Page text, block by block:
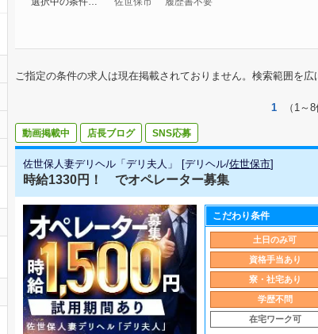
ご指定の条件の求人は現在掲載されておりません。検索範囲を広
1 （1～
動画掲載中 店長ブログ SNS応募
佐世保人妻デリヘル「デリ夫人」 [デリヘル/佐世保市]
時給1330円！ でオペレーター募集
こだわり条件
土日のみ可
資格手当あり
寮・社宅あり
学歴不問
在宅ワーク可